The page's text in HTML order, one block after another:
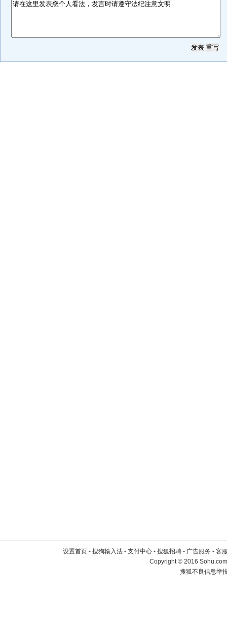
设置首页 - 搜狗输入法 - 支付中心 - 搜狐招聘 - 广告服务 - 客
Copyright©2016
搜狐不良信息举